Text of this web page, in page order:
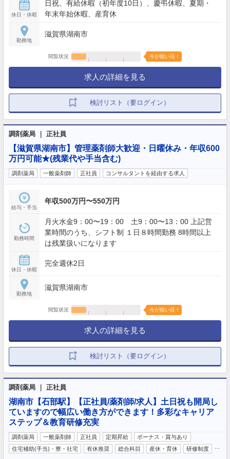
休日・休暇
日祝、有給休暇（初年度10日）、慶弔休暇、夏期・
年末年始休暇、産育休
勤務地
滋賀県湖南市
閲覧状況 今が狙い目！
求人の詳細を見る
検討リスト（要ログイン）
調剤薬局 ｜ 正社員
【滋賀県湖南市】管理薬剤師大歓迎・日曜休み・年収600
万円可能★(残業代や手当含む)
調剤薬局 一般薬剤師 正社員 コンサルタントを経由する求人
給与・手当
年収500万円〜550万円
勤務時間
月火水金9：00〜19：00 土9：00〜13：00 上記営
業時間のうち、シフト制 １日８時間勤務 8時間以上
は残業扱いになります
休日・休暇
完全週休2日
勤務地
滋賀県湖南市
閲覧状況 今が狙い目！
求人の詳細を見る
検討リスト（要ログイン）
調剤薬局 ｜ 正社員
湖南市【石部駅】【正社員/薬剤師/求人】土日祝も開局し
ていますので幅広い働き方ができます！多彩なキャリア
ステップ＆教育研修充実
調剤薬局 一般薬剤師 正社員 定期昇給
ボーナス・賞与あり
住宅補助(手当)・寮・社宅
有休推奨 総合科目 産休・育休 研修制度